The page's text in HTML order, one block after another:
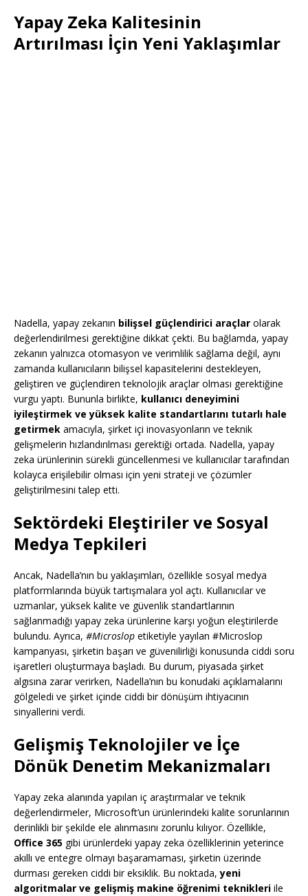
Yapay Zeka Kalitesinin
Artırılması İçin Yeni Yaklaşımlar
Nadella, yapay zekanın bilişsel güçlendirici araçlar olarak
değerlendirilmesi gerektiğine dikkat çekti. Bu bağlamda, yapay
zekanın yalnızca otomasyon ve verimlilik sağlama değil, aynı
zamanda kullanıcıların bilişsel kapasitelerini destekleyen,
geliştiren ve güçlendiren teknolojik araçlar olması gerektiğine
vurgu yaptı. Bununla birlikte, kullanıcı deneyimini
iyileştirmek ve yüksek kalite standartlarını tutarlı hale
getirmek amacıyla, şirket içi inovasyonların ve teknik
gelişmelerin hızlandırılması gerektiği ortada. Nadella, yapay
zeka ürünlerinin sürekli güncellenmesi ve kullanıcılar tarafından
kolayca erişilebilir olması için yeni strateji ve çözümler
geliştirilmesini talep etti.
Sektördeki Eleştiriler ve Sosyal
Medya Tepkileri
Ancak, Nadella’nın bu yaklaşımları, özellikle sosyal medya
platformlarında büyük tartışmalara yol açtı. Kullanıcılar ve
uzmanlar, yüksek kalite ve güvenlik standartlarının
sağlanmadığı yapay zeka ürünlerine karşı yoğun eleştirilerde
bulundu. Ayrıca, #Microslop etiketiyle yayılan #Microslop
kampanyası, şirketin başarı ve güvenilirliği konusunda ciddi soru
işaretleri oluşturmaya başladı. Bu durum, piyasada şirket
algısına zarar verirken, Nadella’nın bu konudaki açıklamalarını
gölgeledi ve şirket içinde ciddi bir dönüşüm ihtiyacının
sinyallerini verdi.
Gelişmiş Teknolojiler ve İçe
Dönük Denetim Mekanizmaları
Yapay zeka alanında yapılan iç araştırmalar ve teknik
değerlendirmeler, Microsoft’un ürünlerindeki kalite sorunlarının
derinlikli bir şekilde ele alınmasını zorunlu kılıyor. Özellikle,
Office 365 gibi ürünlerdeki yapay zeka özelliklerinin yeterince
akıllı ve entegre olmayı başaramaması, şirketin üzerinde
durması gereken ciddi bir eksiklik. Bu noktada,yeni
algoritmalar ve gelişmiş makine öğrenimi teknikleri ile